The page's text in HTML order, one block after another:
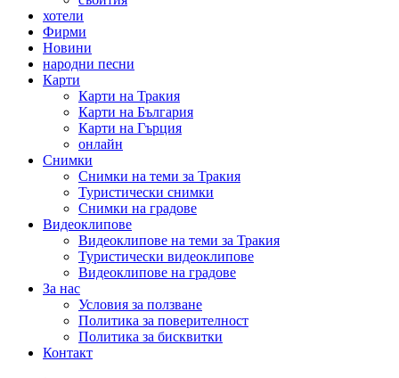
хотели
Фирми
Новини
народни песни
Карти
Карти на Тракия
Карти на България
Карти на Гърция
онлайн
Снимки
Снимки на теми за Тракия
Туристически снимки
Снимки на градове
Видеоклипове
Видеоклипове на теми за Тракия
Туристически видеоклипове
Видеоклипове на градове
За нас
Условия за ползване
Политика за поверителност
Политика за бисквитки
Контакт